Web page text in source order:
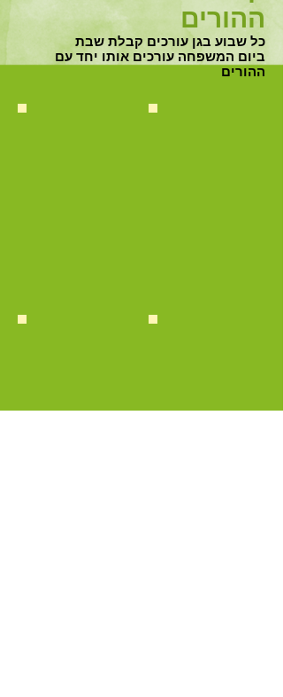
ההורים
כל שבוע בגן עורכים קבלת שבת
ביום המשפחה עורכים אותו יחד עם
ההורים